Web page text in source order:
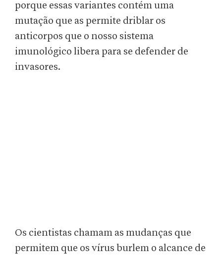
porque essas variantes contém uma
mutação que as permite driblar os
anticorpos que o nosso sistema
imunológico libera para se defender de
invasores.
Os cientistas chamam as mudanças que
permitem que os vírus burlem o alcance de